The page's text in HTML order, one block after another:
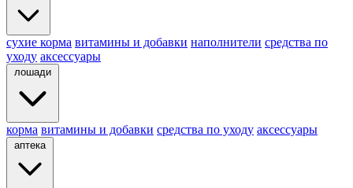
сухие корма витамины и добавки наполнители средства по
уходу аксессуары
лошади
корма витамины и добавки средства по уходу аксессуары
аптека